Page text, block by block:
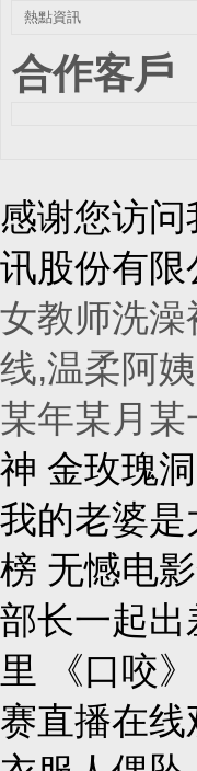
熱點資訊
合作客戶
感谢您访
讯股份有限
女教师洗
线,温柔阿
某年某月